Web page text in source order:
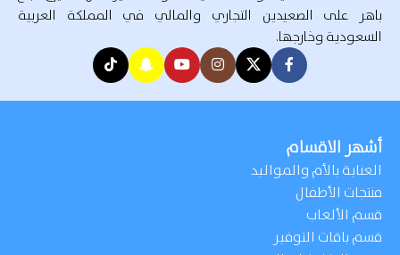
باهر على الصعيدين التجاري والمالي في المملكة العربية
السعودية وخارجها.
أشهر الاقسام
العناية بالأم والمواليد
منتجات الأطفال
قسم الألعاب
قسم باقات التوفير